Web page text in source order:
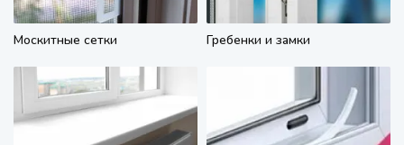
Москитные сетки Гребенки и замки